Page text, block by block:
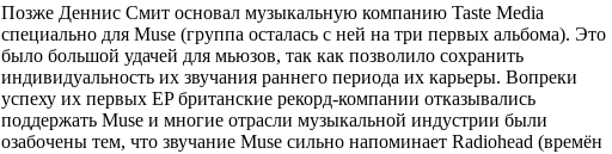
Позже Деннис Смит основал музыкальную компанию Taste Media
специально для Muse (группа осталась с ней на три первых альбома). Это
было большой удачей для мьюзов, так как позволило сохранить
индивидуальность их звучания раннего периода их карьеры. Вопреки
успеху их первых EP британские рекорд-компании отказывались
поддержать Muse и многие отрасли музыкальной индустрии были
озабочены тем, что звучание Muse сильно напоминает Radiohead (времён